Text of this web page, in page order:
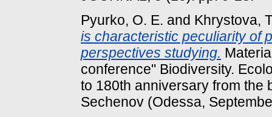
Pyurko, O. E. and Khrystova,
is characteristic peculiarity of
perspectives studying.
conference" Biodiversity.
to 180th anniversary from the
Sechenov (Odessa,